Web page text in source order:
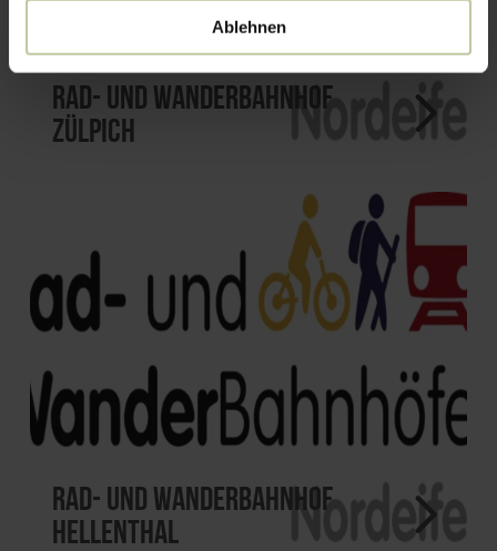
Ablehnen
Rad- und Wanderbahnhof
Zülpich
Rad- und Wanderbahnhof
Hellenthal